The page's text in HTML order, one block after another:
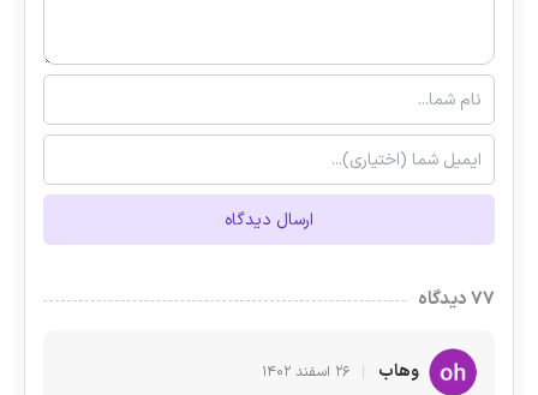
ارسال دیدگاه
۷۷ دیدگاه
وهاب ۲۶ اسفند ۱۴۰۲